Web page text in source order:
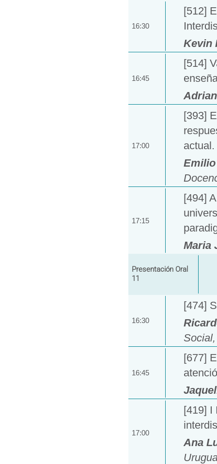
16:30
[512]
Kevin
16:45
[514]
17:00
[393]
actual.
17:15
[494]
Maria
Presentación Oral
11
16:30
[474]
16:45
[677]
17:00
[419] I
Ana